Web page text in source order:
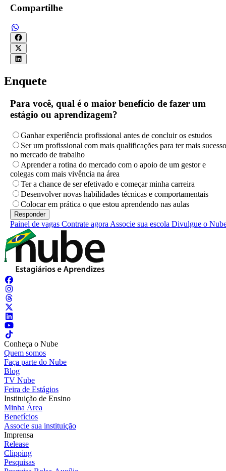
Compartilhe
Enquete
Para você, qual é o maior benefício de fazer um
estágio ou aprendizagem?
Ganhar experiência profissional antes de concluir os estudos
Ser um profissional com mais qualificações para ter mais sucesso
no mercado de trabalho
Aprender a rotina do mercado com o apoio de um gestor e
colegas com mais vivência na área
Ter a chance de ser efetivado e começar minha carreira
Desenvolver novas habilidades técnicas e comportamentais
Colocar em prática o que estou aprendendo nas aulas
Painel de vagas Contrate agora Associe sua escola Divulgue o
Conheça o Nube
Quem somos
Faça parte do Nube
Blog
TV Nube
Feira de Estágios
Instituição de Ensino
Minha Área
Benefícios
Associe sua instituição
Imprensa
Release
Clipping
Pesquisas